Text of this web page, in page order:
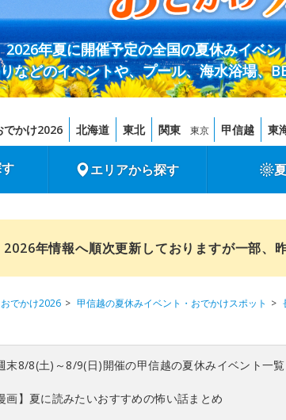
2026年夏に開催予定の全国の夏休みイベ
などのイベントや、プール、海水浴場、
でかけ2026 北海道 東北 関東 東京 甲信越 東
エリアから探す
2026年情報へ順次更新しておりますが一部、
でかけ2026 甲信越の夏休みイベント・おでかけスポット
末8/8(土)～8/9(日)開催の甲信越の夏休みイベント一覧
画】夏に読みたいおすすめの怖い話まとめ